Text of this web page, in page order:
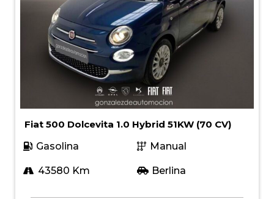
Fiat 500 Dolcevita 1.0 Hybrid 51KW (70 CV)
Gasolina
Manual
43580 Km Berlina